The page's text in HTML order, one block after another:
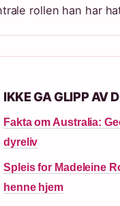
rollen han har
IKKE GA GLIPP AV
Fakta om Australia:
dyreliv
Spleis for Madeleine
henne hjem